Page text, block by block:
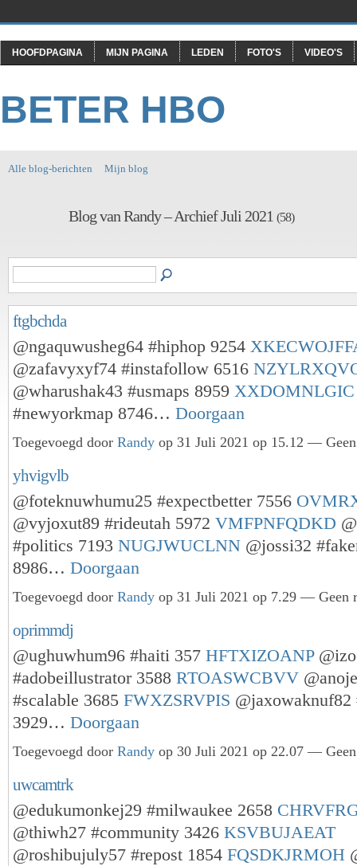
HOOFDPAGINA MIJN PAGINA LEDEN FOTO'S VIDEO'S
BETER HBO
Alle blog-berichten Mijn blog
Blog van Randy – Archief Juli 2021 (58)
ftgbchda
@ngaquwusheg64 #hiphop 9254
@zafavyxyf74 #instafollow 6516
@wharushak43 #usmaps 8959 XXDOMNLGIC
#newyorkmap 8746… Doorgaan
Toegevoegd door Randy op 31 Juli 2021 op 15.12 — Geen
yhvigvlb
@foteknuwhumu25 #expectbetter 7556
@vyjoxut89 #rideutah 5972 VMFPNFQDKD
#politics 7193 NUGJWUCLNN @jossi32
8986… Doorgaan
Toegevoegd door Randy op 31 Juli 2021 op 7.29 — Geen
oprimmdj
@ughuwhum96 #haiti 357 HFTXIZOANP
#adobeillustrator 3588 RTOASWCBVV
#scalable 3685 FWXZSRVPIS @jaxowaknuf82
3929… Doorgaan
Toegevoegd door Randy op 30 Juli 2021 op 22.07 — Geen
uwcamtrk
@edukumonkej29 #milwaukee 2658
@thiwh27 #community 3426 KSVBUJAEAT
@roshibujuly57 #repost 1854 FQSDKJRMOH